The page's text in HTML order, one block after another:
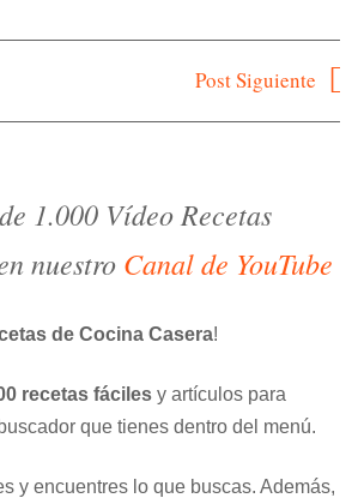
Post Siguiente
1.000 Vídeo Recetas
nuestro Canal de YouTube
de Cocina Casera!
recetas fáciles y artículos para
que tienes dentro del menú.
y encuentres lo que buscas. Además,